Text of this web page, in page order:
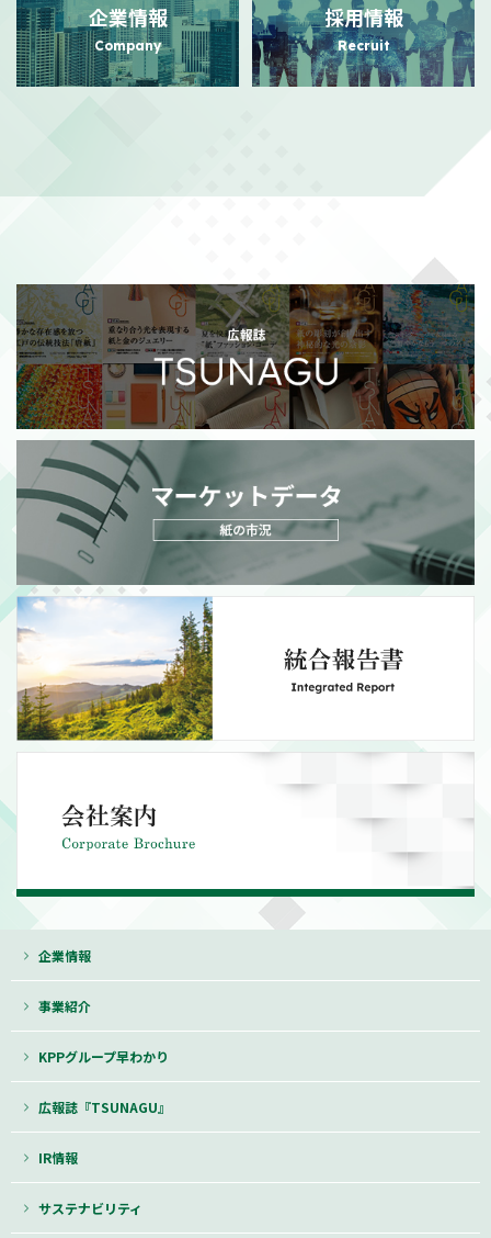
2026/07/24 PR
日本におけるビジュアルコミュニケーション事業本格展開に関す
るお知らせ
（156KB）
株主還元強化を目的とした株主優待制度拡充に関するお知らせ
政策保有株式の売却額目標変更に関するお知らせ （111KB）
MORE
企業情報
Company
採用情報
Recruit
企業情報
事業紹介
KPPグループ早わかり
広報誌『TSUNAGU』
IR情報
サステナビリティ